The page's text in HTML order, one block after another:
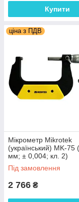
Купити
ціна з ПДВ
Мікрометр Mikrotek
(український) MK-75
мм; ± 0,004; кл. 2)
держреєстр №У1987-
Україна
Під замовлення
2 766 ₴